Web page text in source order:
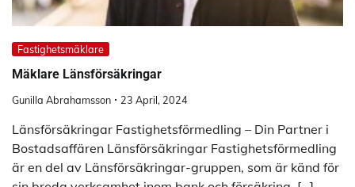
Fastighetsmäklare
Mäklare Länsförsäkringar
Gunilla Abrahamsson 23 April, 2024
Länsförsäkringar Fastighetsförmedling – Din Partner i
Bostadsaffären Länsförsäkringar Fastighetsförmedling
är en del av Länsförsäkringar-gruppen, som är känd för